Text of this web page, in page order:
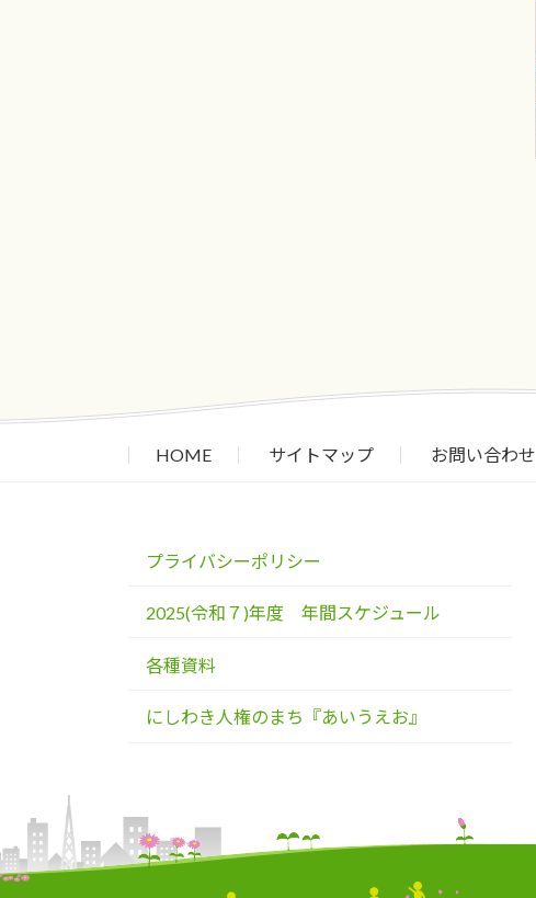
HOME サイトマップ お問い合わせ
プライバシーポリシー
2025(令和７)年度 年間スケジュール
各種資料
にしわき人権のまち『あいうえお』